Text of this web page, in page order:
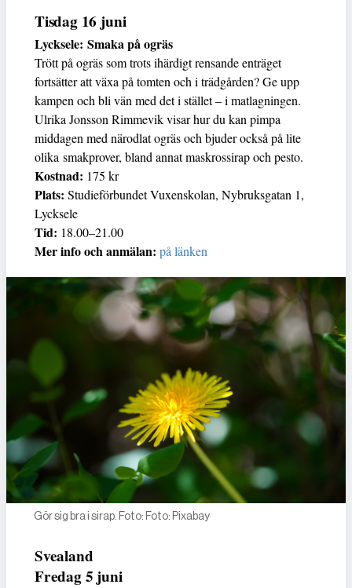
Tisdag 16 juni
Lycksele: Smaka på ogräs
Trött på ogräs som trots ihärdigt rensande enträget
fortsätter att växa på tomten och i trädgården? Ge upp
kampen och bli vän med det i stället – i matlagningen.
Ulrika Jonsson Rimmevik visar hur du kan pimpa
middagen med närodlat ogräs och bjuder också på lite
olika smakprover, bland annat maskrossirap och pesto.
Kostnad: 175 kr
Plats: Studieförbundet Vuxenskolan, Nybruksgatan 1,
Lycksele
Tid: 18.00–21.00
Mer info och anmälan: på länken
Gör sig bra i sirap. Foto: Foto: Pixabay
Svealand
Fredag 5 juni